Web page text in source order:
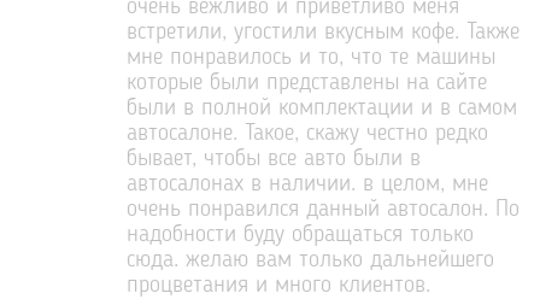
очень вежливо и приветливо меня
встретили, угостили вкусным кофе. Также
мне понравилось и то, что те машины
которые были представлены на сайте
были в полной комплектации и в самом
автосалоне. Такое, скажу честно редко
бывает, чтобы все авто были в
автосалонах в наличии. в целом, мне
очень понравился данный автосалон. По
надобности буду обращаться только
сюда. желаю вам только дальнейшего
процветания и много клиентов.